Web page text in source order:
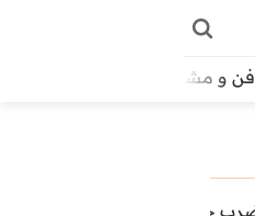
فن و مشاهير